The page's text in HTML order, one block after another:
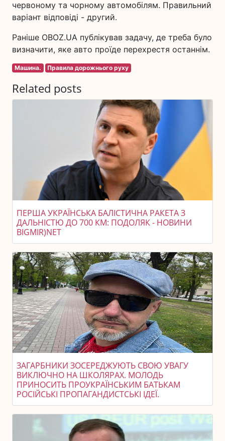
червоному та чорному автомобілям. Правильний
варіант відповіді - другий.
Раніше OBOZ.UA публікував задачу, де треба було
визначити, яке авто проїде перехрестя останнім.
Машина. Правила дорожнього руху
Related posts
ПЕРША УКРАЇНСЬКА БАЛІСТИЧНА РАКЕТА З
ДАЛЬНІСТЮ ДО 700 КМ: ПОДОЛЯК - НОВИНИ
BIGMIR)NET
ЗАГАРБНИКИ ЗОСЕРЕДЖУЮТЬ СВОЮ УВАГУ
ВИКЛЮЧНО НА ШКОЛЯРАХ. МОЛОДЬ
ПРИНОСИТЬ ПРОУКРАЇНСЬКИМ БАТЬКАМ
РОСІЙСЬКІ ПРОПАГАНДИСТСЬКІ ІДЕЇ.